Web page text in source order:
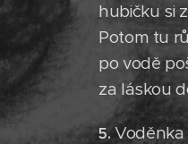
hubičku si
Potom tu
po vodě
za láskou
5.Voděnka